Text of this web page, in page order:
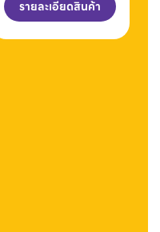
รายละเอียดสินค้า